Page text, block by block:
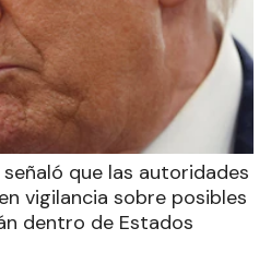
que las autoridades
vigilancia sobre posibles
dentro de Estados